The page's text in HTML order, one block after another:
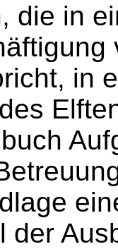
die in
in
der